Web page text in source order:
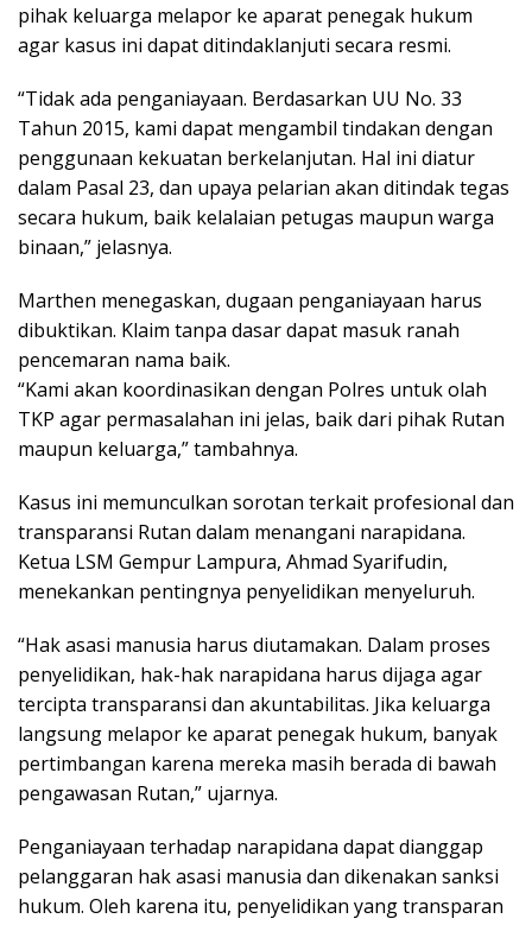
pihak keluarga melapor ke aparat penegak hukum
agar kasus ini dapat ditindaklanjuti secara resmi.
“Tidak ada penganiayaan. Berdasarkan UU No. 33
Tahun 2015, kami dapat mengambil tindakan dengan
penggunaan kekuatan berkelanjutan. Hal ini diatur
dalam Pasal 23, dan upaya pelarian akan ditindak tegas
secara hukum, baik kelalaian petugas maupun warga
binaan,” jelasnya.
Marthen menegaskan, dugaan penganiayaan harus
dibuktikan. Klaim tanpa dasar dapat masuk ranah
pencemaran nama baik.
“Kami akan koordinasikan dengan Polres untuk olah
TKP agar permasalahan ini jelas, baik dari pihak Rutan
maupun keluarga,” tambahnya.
Kasus ini memunculkan sorotan terkait profesional dan
transparansi Rutan dalam menangani narapidana.
Ketua LSM Gempur Lampura, Ahmad Syarifudin,
menekankan pentingnya penyelidikan menyeluruh.
“Hak asasi manusia harus diutamakan. Dalam proses
penyelidikan, hak-hak narapidana harus dijaga agar
tercipta transparansi dan akuntabilitas. Jika keluarga
langsung melapor ke aparat penegak hukum, banyak
pertimbangan karena mereka masih berada di bawah
pengawasan Rutan,” ujarnya.
Penganiayaan terhadap narapidana dapat dianggap
pelanggaran hak asasi manusia dan dikenakan sanksi
hukum. Oleh karena itu, penyelidikan yang transparan